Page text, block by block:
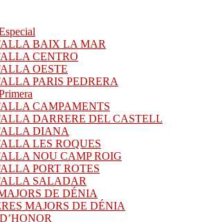
BAIX LA MAR
CENTRO
OESTE
PARIS PEDRERA
CAMPAMENTS
DARRERE DEL CASTELL
DIANA
LES ROQUES
NOU CAMP ROIG
PORT ROTES
SALADAR
DE DÉNIA
MAJORS DE DÉNIA